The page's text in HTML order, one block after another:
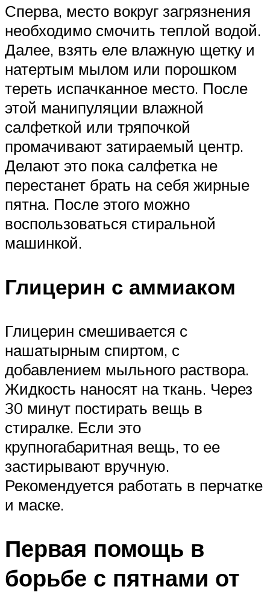
Сперва, место вокруг загрязнения
необходимо смочить теплой водой.
Далее, взять еле влажную щетку и
натертым мылом или порошком
тереть испачканное место. После
этой манипуляции влажной
салфеткой или тряпочкой
промачивают затираемый центр.
Делают это пока салфетка не
перестанет брать на себя жирные
пятна. После этого можно
воспользоваться стиральной
машинкой.
Глицерин с аммиаком
Глицерин смешивается с
нашатырным спиртом, с
добавлением мыльного раствора.
Жидкость наносят на ткань. Через
30 минут постирать вещь в
стиралке. Если это
крупногабаритная вещь, то ее
застирывают вручную.
Рекомендуется работать в перчатке
и маске.
Первая помощь в
борьбе с пятнами от